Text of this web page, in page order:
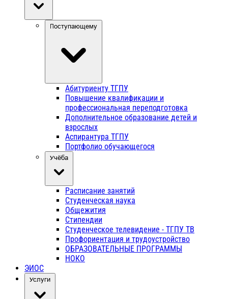
Поступающему
Абитуриенту ТГПУ
Повышение квалификации и
профессиональная переподготовка
Дополнительное образование детей и
взрослых
Аспирантура ТГПУ
Портфолио обучающегося
Учёба
Расписание занятий
Студенческая наука
Общежития
Стипендии
Студенческое телевидение - ТГПУ ТВ
Профориентация и трудоустройство
ОБРАЗОВАТЕЛЬНЫЕ ПРОГРАММЫ
НОКО
ЭИОС
Услуги